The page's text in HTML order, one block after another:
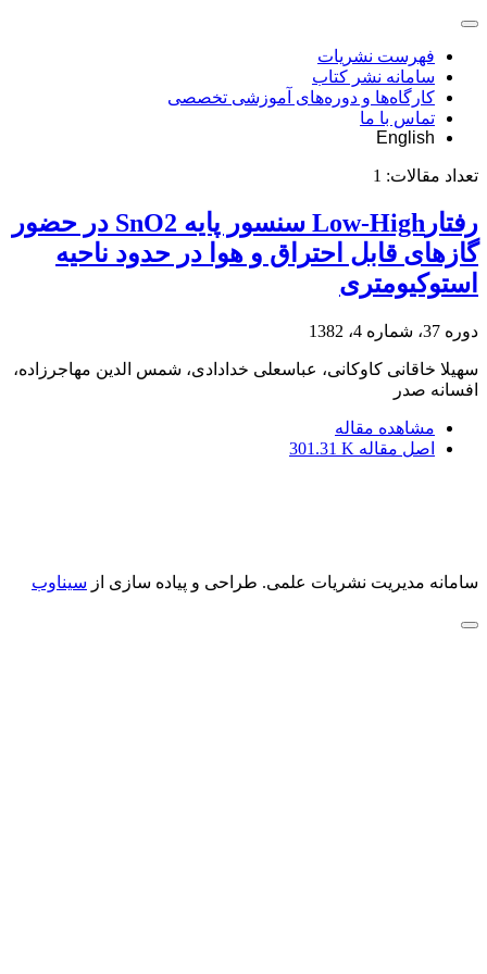
فهرست نشریات
سامانه نشر کتاب
کارگاه‌ها و دوره‌های آموزشی تخصصی
تماس با ما
English
تعداد مقالات: 1
رفتارLow-High سنسور پایه SnO2 در حضور
گازهای قابل احتراق و هوا در حدود ناحیه
استوکیومتری
دوره 37، شماره 4، 1382
سهیلا خاقانی کاوکانی، عباسعلی خدادادی، شمس الدین مهاجرزاده،
افسانه صدر
مشاهده مقاله
اصل مقاله 301.31 K
سامانه مدیریت نشریات علمی. طراحی و پیاده سازی از سیناوب